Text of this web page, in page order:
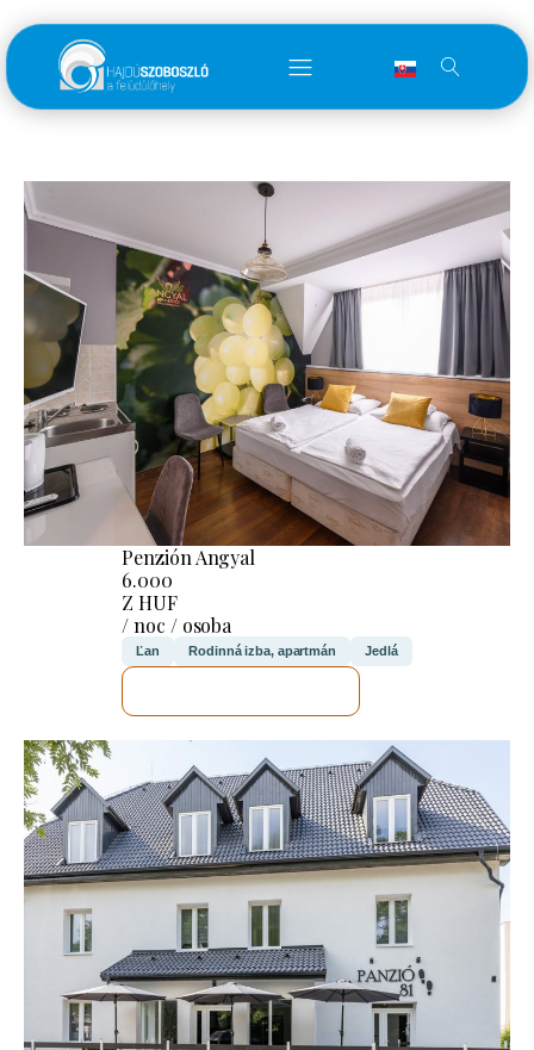
Penzión Angyal
6.000
Z HUF
/ noc / osoba
Ľan Rodinná izba, apartmán Jedlá